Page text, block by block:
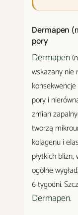
Dermapen
pory
Dermapen
wskazany nie
pory i
zmian
tworzą
kolagenu i
płytkich
ogólne
6 tygodni.
Dermapen.